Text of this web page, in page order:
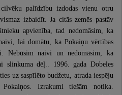
palīdzību izdodas vienu otru
izbaidīt. Ja citās zemēs pastāv
apvienība, tad nedomāsim, ka
lai domātu, ka Pokaiņu vērtības
Nebūsim naivi un nedomāsim, ka
slinkuma dēļ.. 1996. gada Dobeles
uz saspīlēto budžetu, atrada iespēju
Izrakumi tiešām notika.